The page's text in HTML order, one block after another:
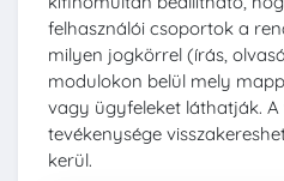
felhasználói csoportok a
milyen jogkörrel (írás,
modulokon belül mely
vagy ügyfeleket láthatják.
tevékenysége
kerül.